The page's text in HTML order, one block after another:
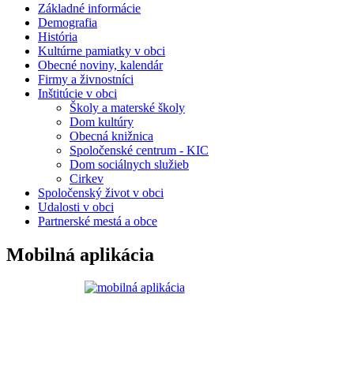
Základné informácie
Demografia
História
Kultúrne pamiatky v obci
Obecné noviny, kalendár
Firmy a živnostníci
Inštitúcie v obci
Školy a materské školy
Dom kultúry
Obecná knižnica
Spoločenské centrum - KIC
Dom sociálnych služieb
Cirkev
Spoločenský život v obci
Udalosti v obci
Partnerské mestá a obce
Mobilná aplikácia